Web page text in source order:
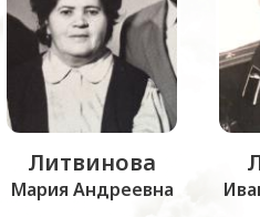
Литвинова
Мария Андреевна